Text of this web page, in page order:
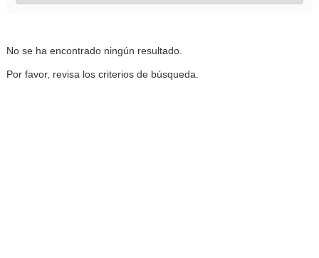
No se ha encontrado ningún resultado.
Por favor, revisa los criterios de búsqueda.